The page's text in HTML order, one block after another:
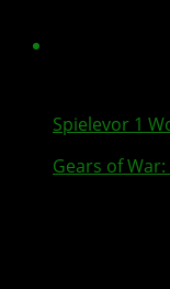
Spielevor 1
Gears of War: